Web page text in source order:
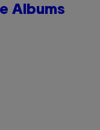
Albums